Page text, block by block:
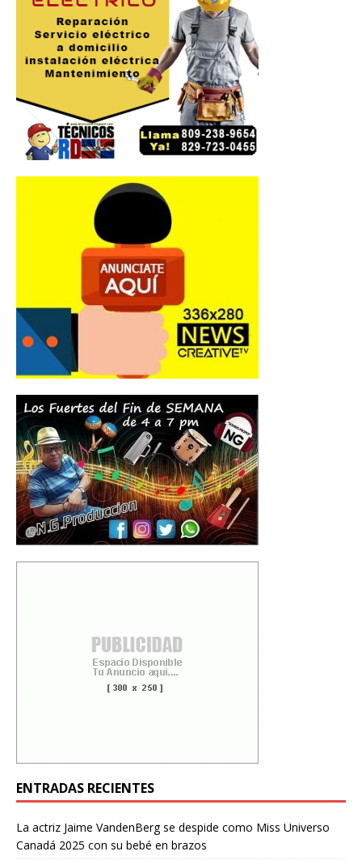
ENTRADAS RECIENTES
La actriz Jaime VandenBerg se despide como Miss Universo
Canadá 2025 con su bebé en brazos